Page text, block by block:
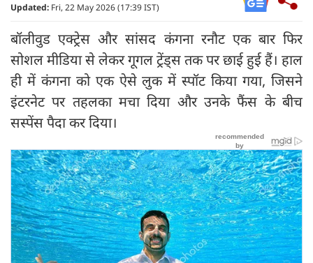
Updated: Fri, 22 May 2026 (17:39 IST)
बॉलीवुड एक्ट्रेस और सांसद कंगना रनौट एक बार फिर
सोशल मीडिया से लेकर गूगल ट्रेंड्स तक पर छाई हुई हैं। हाल
ही में कंगना को एक ऐसे लुक में स्पॉट किया गया, जिसने
इंटरनेट पर तहलका मचा दिया और उनके फैंस के बीच
सस्पेंस पैदा कर दिया।